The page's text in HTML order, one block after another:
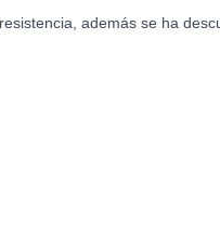
además se ha